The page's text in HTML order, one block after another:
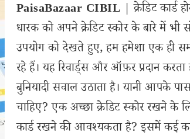
PaisaBazaar CIBIL | क्रेडिट कार्ड
धारक को अपने क्रेडिट स्कोर के बारे में भी
उपयोग को देखते हुए, हम हमेशा एक ही
रहे हैं। यह रिवार्ड्स और ऑफ़र प्रदान
बुनियादी सवाल उठाता है। यानी आपके
चाहिए? एक अच्छा क्रेडिट स्कोर रखने के
कार्ड रखने की आवश्यकता है? इसमें कई